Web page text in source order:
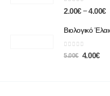
0out of 5
2.00€ – 4.00€
0 out of 5
5.00€ 4.00€